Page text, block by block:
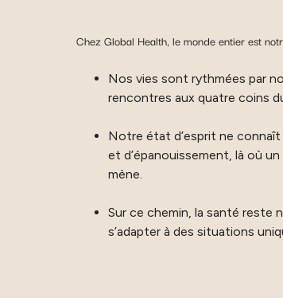
Chez Global Health, le monde entier est
Nos vies sont rythmées par
rencontres aux quatre coins
Notre état d’esprit ne
et d’épanouissement, là où
mène.
Sur ce chemin, la santé reste
s’adapter à des situations